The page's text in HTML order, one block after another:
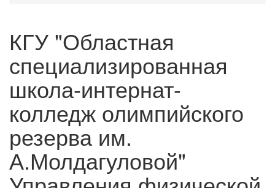
КГУ "Областная
специализированная
школа-интернат-
колледж олимпийского
резерва им.
А.Молдагуловой"